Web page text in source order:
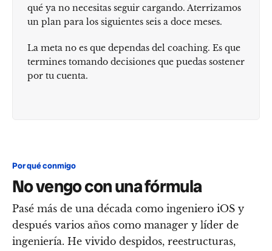
qué ya no necesitas seguir cargando. Aterrizamos
un plan para los siguientes seis a doce meses.
La meta no es que dependas del coaching. Es que
termines tomando decisiones que puedas sostener
por tu cuenta.
Por qué conmigo
No vengo con una fórmula
Pasé más de una década como ingeniero iOS y
después varios años como manager y líder de
ingeniería. He vivido despidos, reestructuras,